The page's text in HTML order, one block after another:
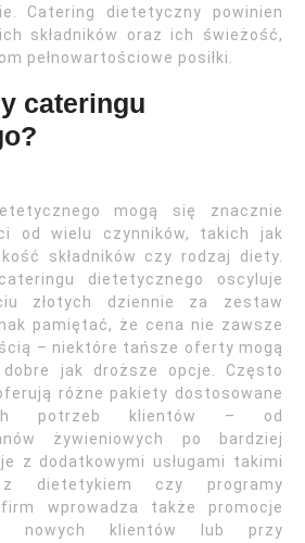
Catering dietetyczny powinien
składników oraz ich świeżość,
pełnowartościowe posiłki.
cateringu
mogą się znacznie
od wielu czynników, takich jak
składników czy rodzaj diety.
dietetycznego oscyluje
złotych dziennie za zestaw
pamiętać, że cena nie zawsze
– niektóre tańsze oferty mogą
jak droższe opcje. Często
różne pakiety dostosowane
potrzeb klientów – od
żywieniowych po bardziej
z dodatkowymi usługami takimi
dietetykiem czy programy
wprowadza także promocje
nowych klientów lub przy